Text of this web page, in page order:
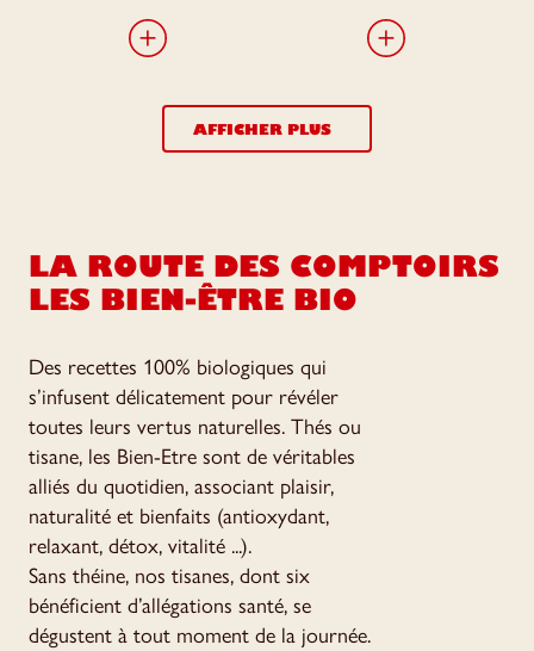
AFFICHER PLUS
LA ROUTE DES COMPTOIRS
LES BIEN-ÊTRE BIO
Des recettes 100% biologiques qui
s’infusent délicatement pour révéler
toutes leurs vertus naturelles. Thés ou
tisane, les Bien-Etre sont de véritables
alliés du quotidien, associant plaisir,
naturalité et bienfaits (antioxydant,
relaxant, détox, vitalité ...).
Sans théine, nos tisanes, dont six
bénéficient d’allégations santé, se
dégustent à tout moment de la journée.